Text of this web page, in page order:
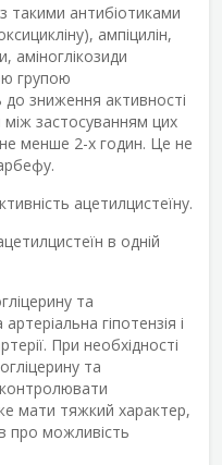
такими антибіотиками
ампіцилін,
групою
зниження активності
між застосуванням цих
менше 2-х годин. Це не
ацетилцистеїну.
в одній
та
гіпотензія і
При необхідності
та
контролювати
мати тяжкий характер,
про можливість